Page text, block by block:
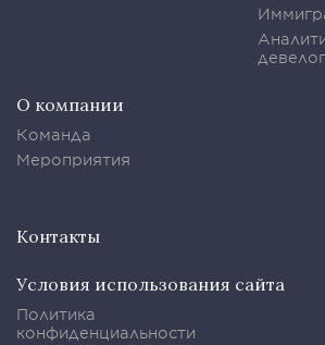
О компании
Команда
Мероприятия
Контакты
Условия использования сайта
Политика
конфиденциальности